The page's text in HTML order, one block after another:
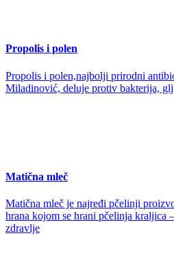
Propolis i polen
Propolis i polen,najbolji prirodni
Miladinović, deluje protiv bakterija,
Matična mleč
Matična mleč je najređi pčelinji
hrana kojom se hrani pčelinja kraljica
zdravlje